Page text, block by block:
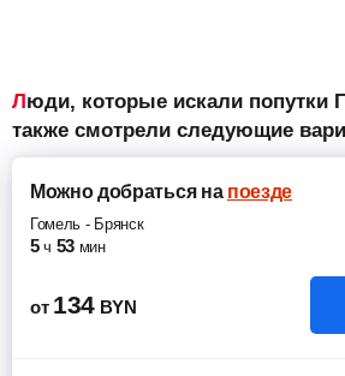
Люди, которые искали попутки Гомель – Брянск,
также смотрели следующие
Можно добратьсяна поезде
Гомель - Брянск
5 ч 53 мин
от 134 BYN